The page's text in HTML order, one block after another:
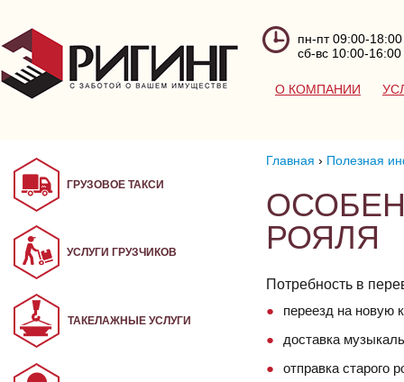
пн-пт 09:00-18:00
сб-вс 10:00-16:00
О КОМПАНИИ
Главная › Полезная
РОЯЛЯ
Потребность в
переезд на новую
доставка
отправка старого
ГРУЗОВОЕ ТАКСИ
УСЛУГИ ГРУЗЧИКОВ
ТАКЕЛАЖНЫЕ УСЛУГИ